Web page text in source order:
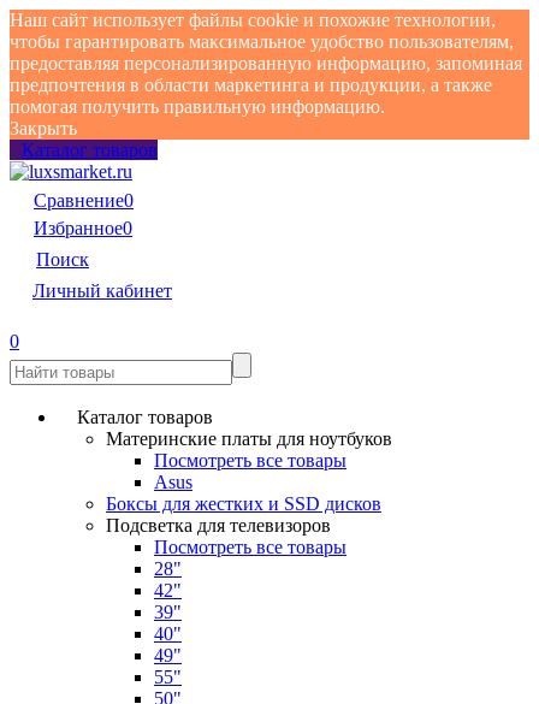
Наш сайт использует файлы cookie и похожие технологии,
чтобы гарантировать максимальное удобство пользователям,
предоставляя персонализированную информацию, запоминая
предпочтения в области маркетинга и продукции, а также
помогая получить правильную информацию.
Закрыть
Каталог товаров
Сравнение0
Избранное0
Поиск
Личный кабинет
0
Каталог товаров
Материнские платы для ноутбуков
Посмотреть все товары
Asus
Боксы для жестких и SSD дисков
Подсветка для телевизоров
Посмотреть все товары
28"
42"
39"
40"
49"
55"
50"